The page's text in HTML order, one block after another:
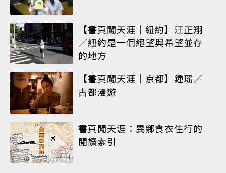
【書頁闖天涯｜紐約】汪正翔
／紐約是一個絕望與希望並存
的地方
【書頁闖天涯｜京都】鍾瑶／
古都漫遊
書頁闖天涯：異鄉食衣住行的
閱讀索引